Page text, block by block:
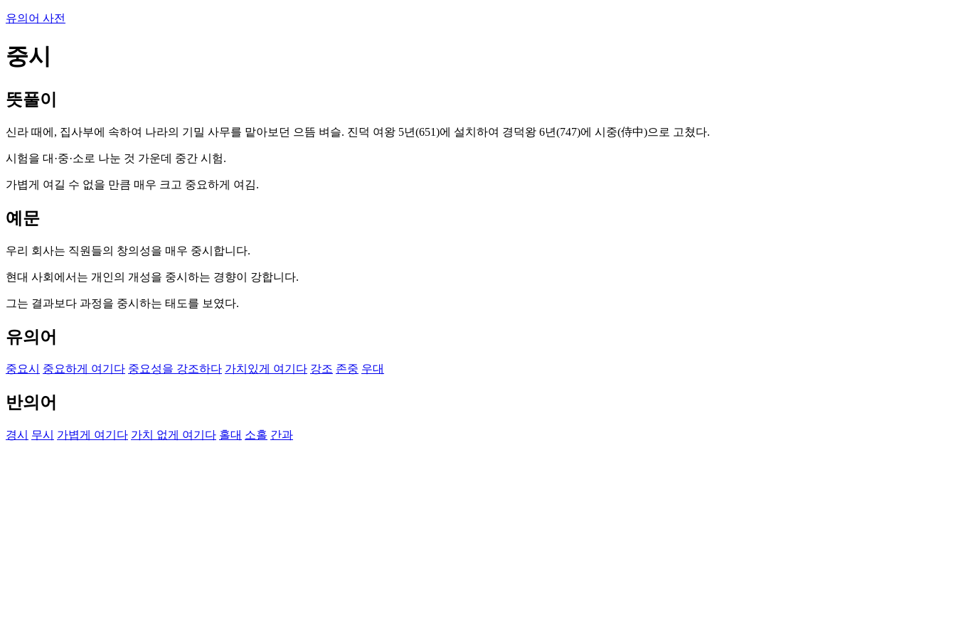
유의어 사전
중시
뜻풀이
신라 때에, 집사부에 속하여 나라의 기밀 사무를 맡아보던 으뜸 벼슬. 진덕 여왕 5년(651)에 설치하여 경덕왕 6년(747)에 시중(侍中)으로 고쳤다.
시험을 대·중·소로 나눈 것 가운데 중간 시험.
가볍게 여길 수 없을 만큼 매우 크고 중요하게 여김.
예문
우리 회사는 직원들의 창의성을 매우 중시합니다.
현대 사회에서는 개인의 개성을 중시하는 경향이 강합니다.
그는 결과보다 과정을 중시하는 태도를 보였다.
유의어
중요시 중요하게 여기다 중요성을 강조하다 가치있게 여기다 강조 존중 우대
반의어
경시 무시 가볍게 여기다 가치 없게 여기다 홀대 소홀 간과